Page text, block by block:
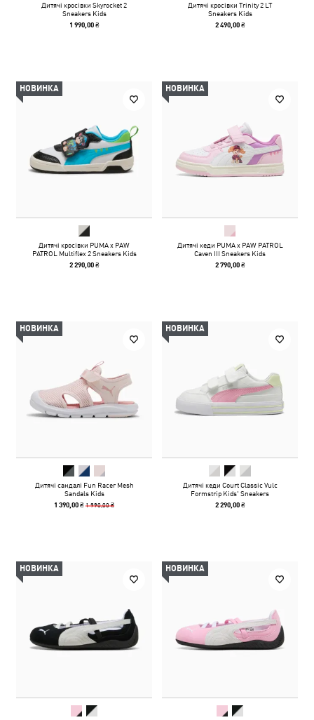
Дитячі кросівки Skyrocket 2
Sneakers Kids
1 990,00 ₴
Дитячі кросівки Trinity 2 LT
Sneakers Kids
2 490,00 ₴
НОВИНКА
Дитячі кросівки PUMA x PAW
PATROL Multiflex 2 Sneakers Kids
2 290,00 ₴
НОВИНКА
Дитячі кеди PUMA x PAW PATROL
Caven III Sneakers Kids
2 790,00 ₴
НОВИНКА
Дитячі сандалі Fun Racer Mesh
Sandals Kids
1 390,00 ₴1 990,00 ₴
НОВИНКА
Дитячі кеди Court Classic Vulc
Formstrip Kids' Sneakers
2 290,00 ₴
НОВИНКА НОВИНКА